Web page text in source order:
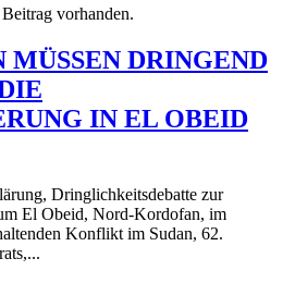
vorhanden.
MÜSSEN DRINGEND
IN EL OBEID
Dringlichkeitsdebatte zur
El Obeid, Nord-Kordofan, im
Konflikt im Sudan, 62.